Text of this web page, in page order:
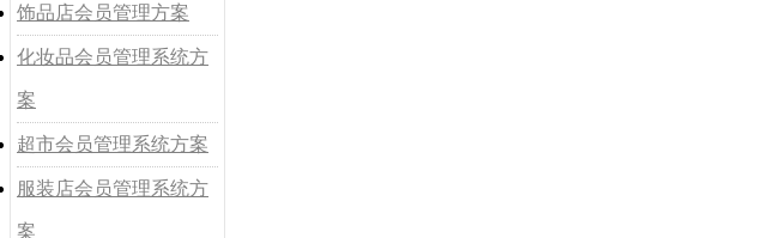
饰品店会员管理方案
化妆品会员管理系统方
案
超市会员管理系统方案
服装店会员管理系统方
案